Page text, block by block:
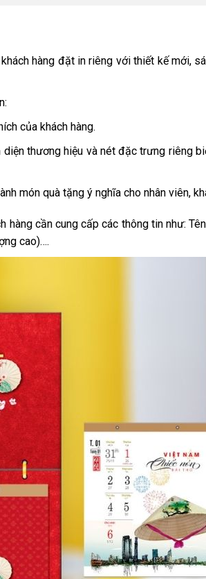
hàng đặt in riêng với thiết kế mới,
của khách hàng.
thương hiệu và nét đặc trưng riêng
món quà tặng ý nghĩa cho nhân viên,
hàng cần cung cấp các thông tin như:
cao)….